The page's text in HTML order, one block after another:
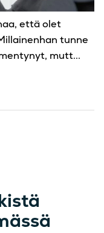
että olet
tunne
mutt...